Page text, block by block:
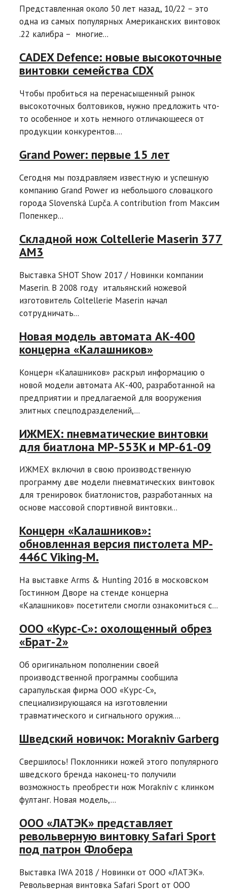
Представленная около 50 лет назад, 10/22 – это
одна из самых популярных Американских винтовок
.22 калибра – многие...
CADEX Defence: новые высокоточные
винтовки семейства CDX
Чтобы пробиться на перенасыщенный рынок
высокоточных болтовиков, нужно предложить что-
то особенное и хоть немного отличающееся от
продукции конкурентов....
Grand Power: первые 15 лет
Cегодня мы поздравляем известную и успешную
компанию Grand Power из небольшого словацкого
города Slovenská Ľupča. A contribution from Максим
Попенкер...
Складной нож Coltellerie Maserin 377
AM3
Выставка SHOT Show 2017 / Новинки компании
Maserin. В 2008 году итальянский ножевой
изготовитель Coltellerie Maserin начал
сотрудничать...
Новая модель автомата АК-400
концерна «Калашников»
Концерн «Калашников» раскрыл информацию о
новой модели автомата АК-400, разработанной на
предприятии и предлагаемой для вооружения
элитных спецподразделений,...
ИЖМЕХ: пневматические винтовки
для биатлона MP-553K и MP-61-09
ИЖМЕХ включил в свою производственную
программу две модели пневматических винтовок
для тренировок биатлонистов, разработанных на
основе массовой спортивной винтовки...
Концерн «Калашников»:
обновленная версия пистолета MP-
446С Viking-M.
На выставке Arms & Hunting 2016 в московском
Гостинном Дворе на стенде концерна
«Калашников» посетители смогли ознакомиться с...
ООО «Курс-С»: охолощенный обрез
«Брат-2»
Об оригинальном пополнении своей
производственной программы сообщила
сарапульская фирма ООО «Курс-С»,
специализирующаяся на изготовлении
травматического и сигнального оружия....
Шведский новичок: Morakniv Garberg
Свершилось! Поклонники ножей этого популярного
шведского бренда наконец-то получили
возможность преобрести нож Morakniv с клинком
фултанг. Новая модель,...
ООО «ЛАТЭК» представляет
револьверную винтовку Safari Sport
под патрон Флобера
Выставка IWA 2018 / Новинки от ООО «ЛАТЭК».
Револьверная винтовка Safari Sport от ООО